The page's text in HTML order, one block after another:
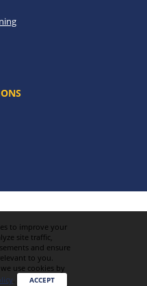
to improve your
site traffic,
and ensure
to you.
use cookies by
. ACCEPT